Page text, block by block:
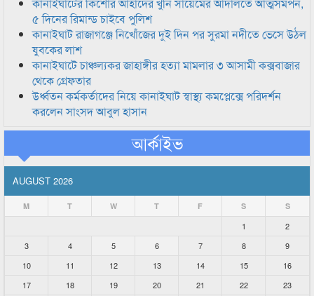
৫ দিনের রিমান্ড চাইবে পুলিশ
কানাইঘাট রাজাগঞ্জে নিখোঁজের দুই দিন পর সুরমা নদীতে ভেসে উঠল
যুবকের লাশ
কানাইঘাটে চাঞ্চল্যকর জাহাঙ্গীর হত্যা মামলার ৩ আসামী কক্সবাজার
থেকে গ্রেফতার
উর্ধ্বতন কর্মকর্তাদের নিয়ে কানাইঘাট স্বাস্থ্য কমপ্লেক্সে পরিদর্শন
করলেন সাংসদ আবুল হাসান
আর্কাইভ
AUGUST 2026
M T W T F S S
1
2
3
4 5 6 7 8
9
10
11 12 13 14 15
16
17
18 19 20 21 22
23